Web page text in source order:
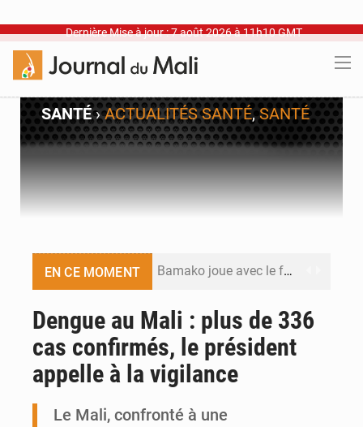
Dernière Mise à jour : 7 août 2026 à 11h10 GMT
SANTÉ›ACTUALITÉS SANTÉ,SANTÉ
EN CE MOMENT Bamako joue avec le feu
Dr Abdrahamane Tamboura, économiste
Dengue au Mali : plus de 336
cas confirmés, le président
appelle à la vigilance
Le Mali, confronté à une